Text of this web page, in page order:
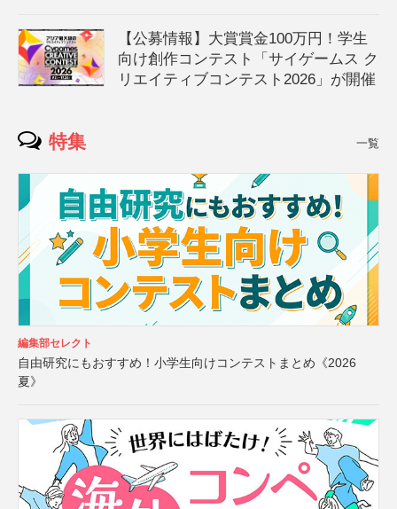
【公募情報】大賞賞金100万円！学生
向け創作コンテスト「サイゲームス ク
リエイティブコンテスト2026」が開催
特集 一覧
編集部セレクト
自由研究にもおすすめ！小学生向けコンテストまとめ《2026
夏》